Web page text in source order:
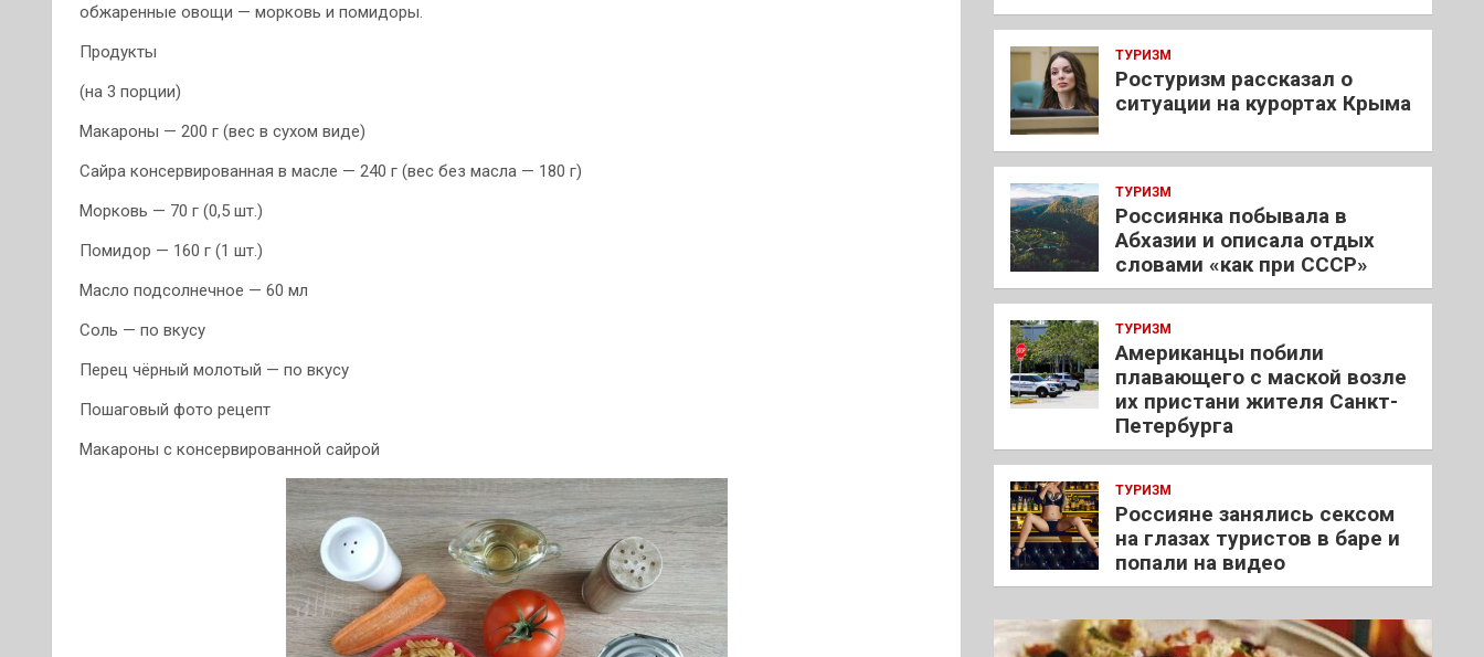
обжаренные овощи — морковь и помидоры.
Продукты
(на 3 порции)
Макароны — 200 г (вес в сухом виде)
Сайра консервированная в масле — 240 г (вес без масла — 180 г)
Морковь — 70 г (0,5 шт.)
Помидор — 160 г (1 шт.)
Масло подсолнечное — 60 мл
Соль — по вкусу
Перец чёрный молотый — по вкусу
Пошаговый фото рецепт
Макароны с консервированной сайрой
ТУРИЗМ
Ростуризм рассказал о
ситуации на курортах Крыма
ТУРИЗМ
Россиянка побывала в
Абхазии и описала отдых
словами «как при СССР»
ТУРИЗМ
Американцы побили
плавающего с маской возле
их пристани жителя Санкт-
Петербурга
ТУРИЗМ
Россияне занялись сексом
на глазах туристов в баре и
попали на видео